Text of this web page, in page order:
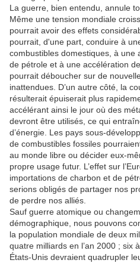
La guerre, bien entendu, annule
Même une tension mondiale
pourrait avoir des effets
pourrait, d'une part, conduire à
combustibles domestiques, à une
de pétrole et à une accélération
pourrait déboucher sur de
inattendues. D’un autre côté, la
résulterait épuiserait plus
accélérant ainsi le jour où des
devront être utilisés, ce qui
d’énergie. Les pays sous-
de combustibles fossiles
au monde libre ou décider eux-
propre usage futur. L’effet sur
importations de charbon et de
serions obligés de partager nos
de perdre nos alliés.
Sauf guerre atomique ou
démographique, nous pouvons
la population mondiale de deux
quatre milliards en l’an 2000 ; six
États-Unis devraient quadrupler